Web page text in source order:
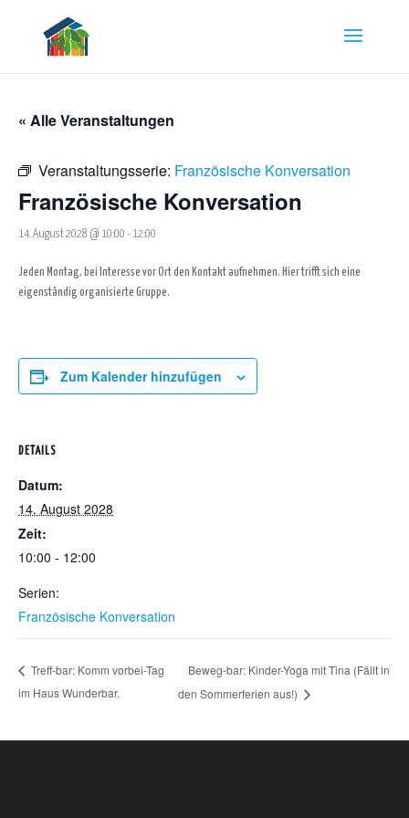
« Alle Veranstaltungen
Veranstaltungsserie: Französische Konversation
Französische Konversation
14. August 2028 @ 10:00 - 12:00
Jeden Montag, bei Interesse vor Ort den Kontakt aufnehmen. Hier trifft sich eine
eigenständig organisierte Gruppe.
Zum Kalender hinzufügen
DETAILS
Datum:
14. August 2028
Zeit:
10:00 - 12:00
Serien:
Französische Konversation
Treff-bar: Komm vorbei-Tag
im Haus Wunderbar.
Beweg-bar: Kinder-Yoga mit Tina (Fällt in
den Sommerferien aus!)